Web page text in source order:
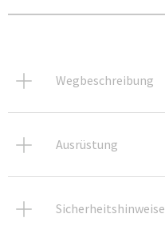
Wegbeschreibung
Ausrüstung
Sicherheitshinweise